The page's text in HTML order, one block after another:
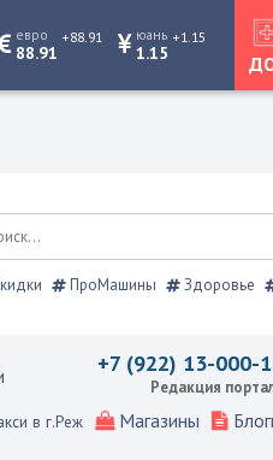
евро
88.91
+88.91 юань
1.15
+1.15
Режевской справочник
ПроМашины Здоровье
+7 (922) 13-000-
Редакция
в г.Реж Магазины